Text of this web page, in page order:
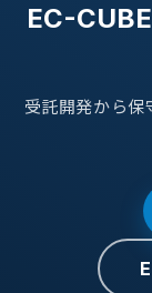
EC-
受託開発から保